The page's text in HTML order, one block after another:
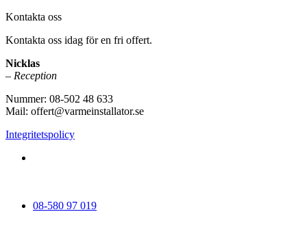
Kontakta oss
Kontakta oss idag för en fri offert.
Nicklas
– Reception
Nummer: 08-502 48 633
Mail: offert@varmeinstallator.se
Integritetspolicy
08-580 97 019